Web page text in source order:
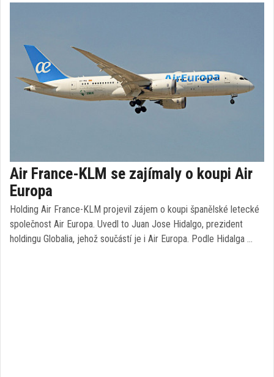
Air France-KLM se zajímaly o koupi Air
Europa
Holding Air France-KLM projevil zájem o koupi španělské letecké
společnost Air Europa. Uvedl to Juan Jose Hidalgo, prezident
holdingu Globalia, jehož součástí je i Air Europa. Podle Hidalga …